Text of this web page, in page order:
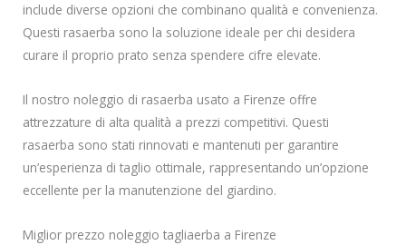
include diverse opzioni che combinano qualità e convenienza.
Questi rasaerba sono la soluzione ideale per chi desidera
curare il proprio prato senza spendere cifre elevate.
Il nostro noleggio di rasaerba usato a Firenze offre
attrezzature di alta qualità a prezzi competitivi. Questi
rasaerba sono stati rinnovati e mantenuti per garantire
un’esperienza di taglio ottimale, rappresentando un’opzione
eccellente per la manutenzione del giardino.
Miglior prezzo noleggio tagliaerba a Firenze